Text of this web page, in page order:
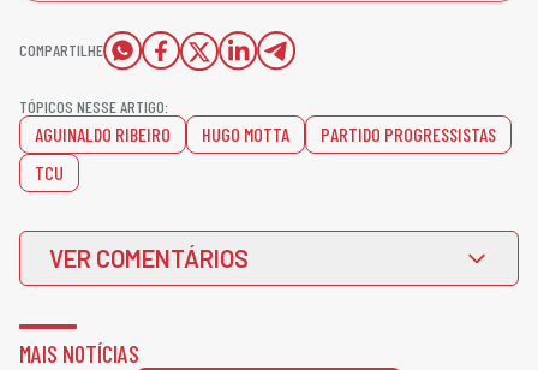
COMPARTILHE
TÓPICOS NESSE ARTIGO:
AGUINALDO RIBEIRO HUGO MOTTA
PARTIDO PROGRESSISTAS
TCU
VER COMENTÁRIOS
MAIS NOTÍCIAS